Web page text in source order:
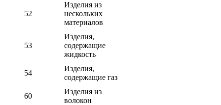
52
Изделия из
нескольких
материалов
53
Изделия,
содержащие
жидкость
54
Изделия,
содержащие газ
60
Изделия из
волокон